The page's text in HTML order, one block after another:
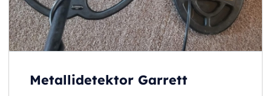
Metallidetektor Garrett